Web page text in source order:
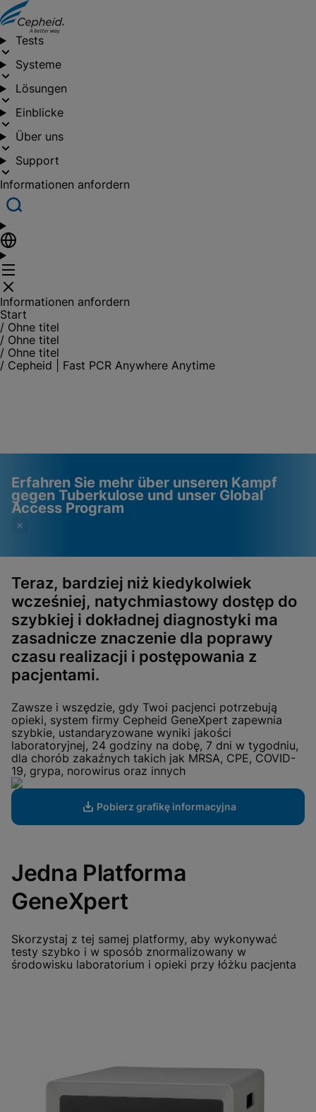
Tests
Systeme
Lösungen
Einblicke
Über uns
Support
Informationen anfordern
Informationen anfordern
Start
/ Ohne titel
/ Ohne titel
/ Ohne titel
/ Cepheid | Fast PCR Anywhere Anytime
Erfahren Sie mehr über unseren Kampf
gegen Tuberkulose und unser Global
Access Program
Videos erfordern, dass
funktionale Cookies
aktiviert sind
Bitte beachten Sie:Das Aktivieren
funktionaler Cookies aktualisiert diese
Einstellungen für alle Cookies
Datenschutzrichtlinie anzeigen
Funktionale Cookies aktivieren
Funktionale Cookies
aktiviert
Cookie-Einstellungen anzeigen & aktualisieren
Datenschutzrichtlinie anzeigen
Teraz, bardziej niż kiedykolwiek
wcześniej, natychmiastowy dostęp do
szybkiej i dokładnej diagnostyki ma
zasadnicze znaczenie dla poprawy
czasu realizacji i postępowania z
pacjentami.
Zawsze i wszędzie, gdy Twoi pacjenci potrzebują
opieki, system firmy Cepheid GeneXpert zapewnia
szybkie, ustandaryzowane wyniki jakości
laboratoryjnej, 24 godziny na dobę, 7 dni w tygodniu,
dla chorób zakaźnych takich jak MRSA, CPE, COVID-
19, grypa, norowirus oraz innych
Pobierz grafikę informacyjna
Jedna Platforma
GeneXpert
Skorzystaj z tej samej platformy, aby wykonywać
testy szybko i w sposób znormalizowany w
środowisku laboratorium i opieki przy łóżku pacjenta